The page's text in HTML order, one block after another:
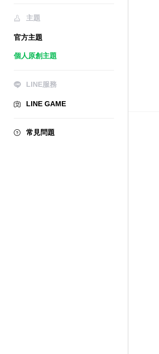
主題
官方主題
個人原創主題
LINE服務
LINE GAME
常見問題